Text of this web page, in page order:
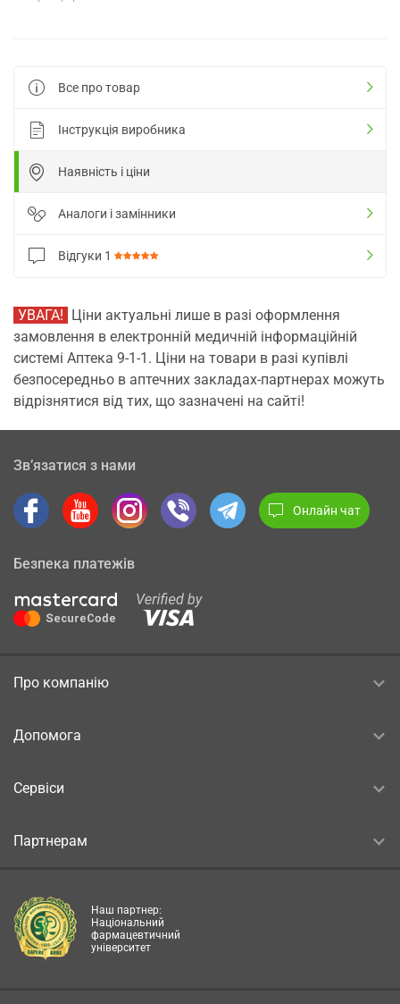
Все про товар
Інструкція виробника
Наявність і ціни
Аналоги і замінники
Відгуки 1
УВАГА! Ціни актуальні лише в разі оформлення
замовлення в електронній медичній інформаційній
системі Аптека 9-1-1. Ціни на товари в разі купівлі
безпосередньо в аптечних закладах-партнерах можуть
відрізнятися від тих, що зазначені на сайті!
Зв’язатися з нами
Онлайн чат
Безпека платежів
Про компанію
Допомога
Сервіси
Партнерам
Наш партнер:
Національний
фармацевтичний
університет